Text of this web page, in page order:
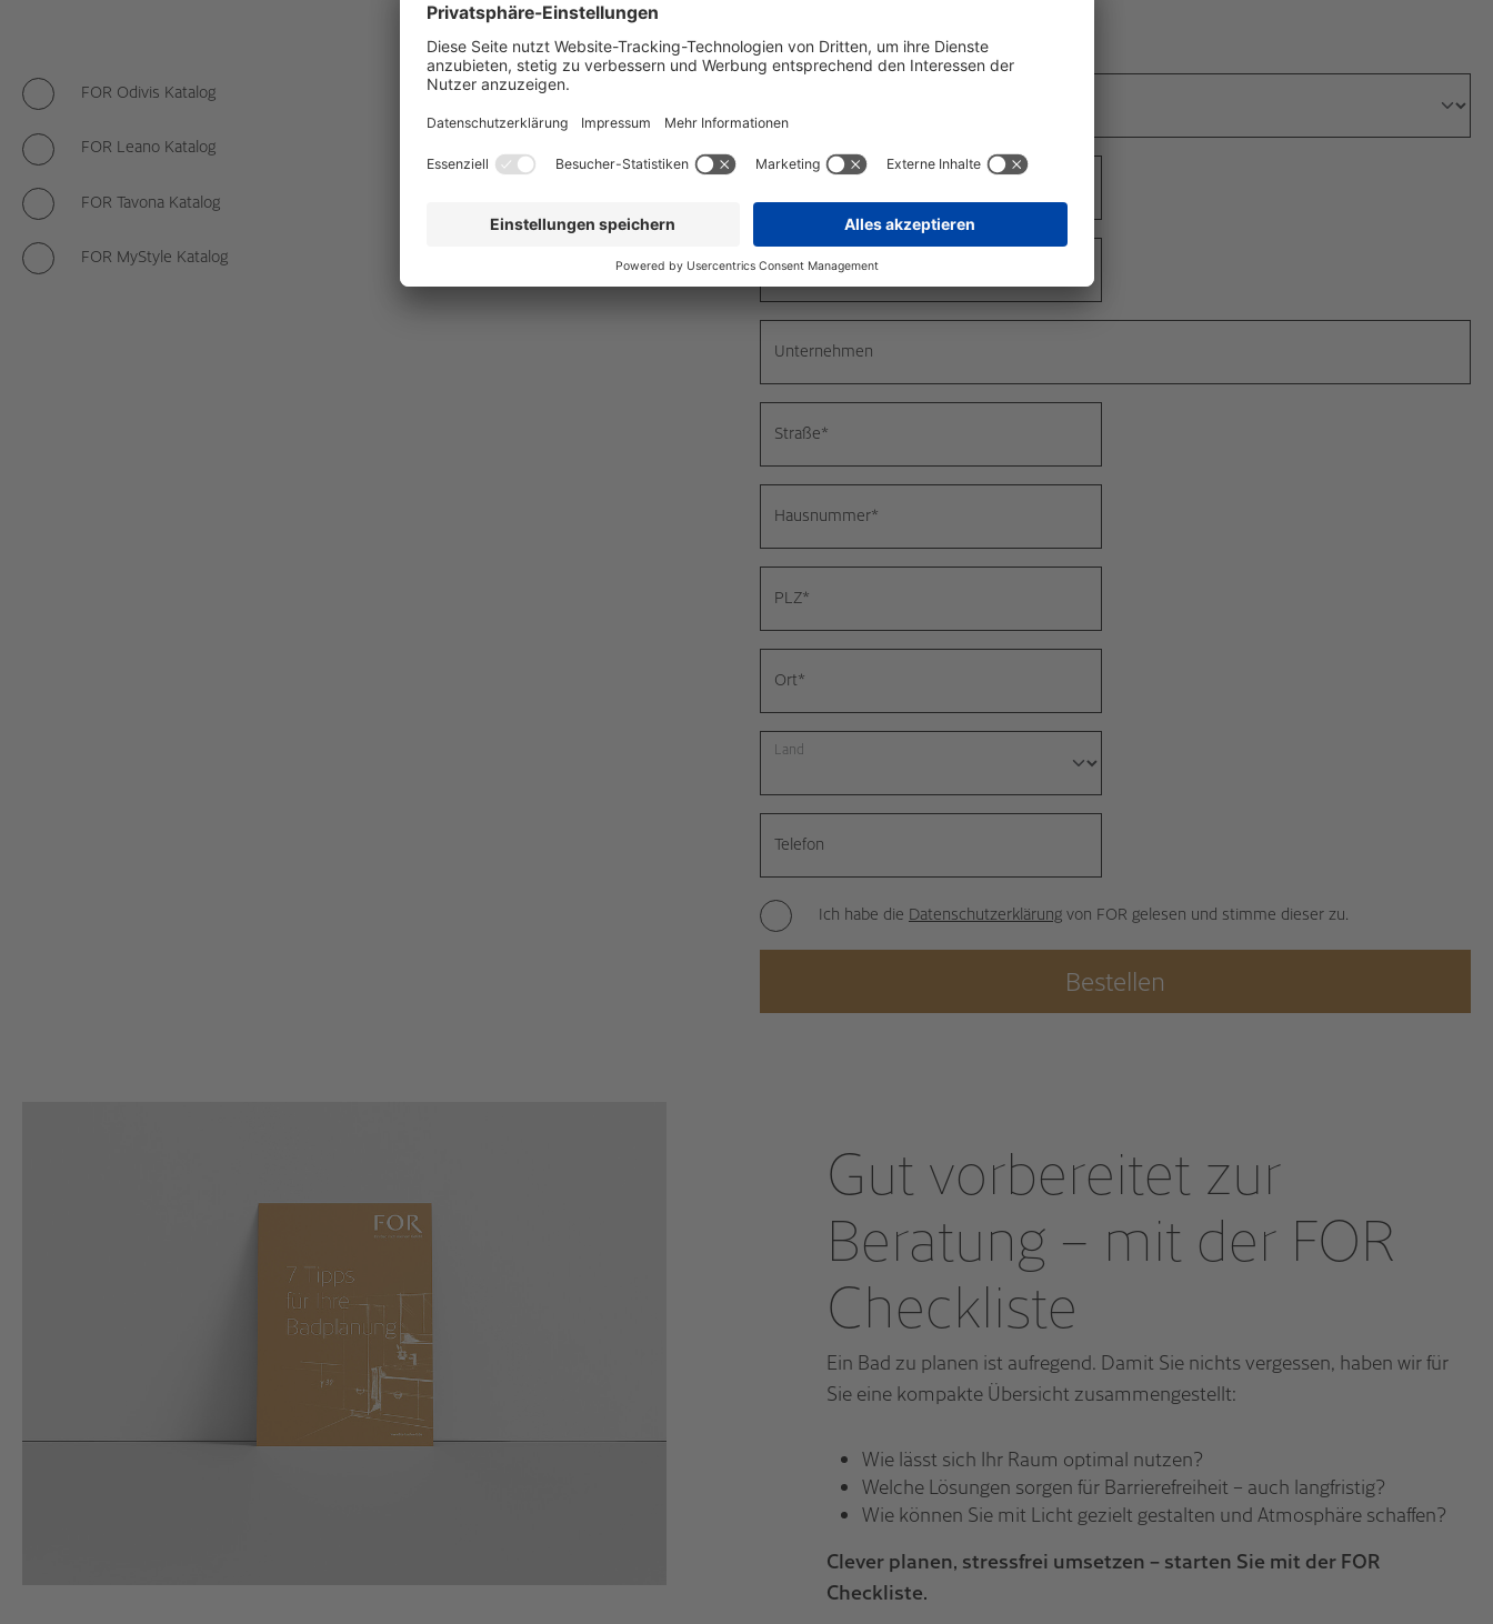
FOR Odivis Katalog
FOR Leano Katalog
FOR Tavona Katalog
FOR MyStyle Katalog
Nachname*
Unternehmen
Straße*
Hausnummer*
PLZ*
Ort*
Land
Telefon
Ich habe die Datenschutzerklärung von FOR gelesen und stimme dieser zu.
Gut vorbereitet zur
Beratung – mit der FOR
Checkliste
Ein Bad zu planen ist aufregend. Damit Sie nichts vergessen, haben wir für
Sie eine kompakte Übersicht zusammengestellt:
Wie lässt sich Ihr Raum optimal nutzen?
Welche Lösungen sorgen für Barrierefreiheit – auch langfristig?
Wie können Sie mit Licht gezielt gestalten und Atmosphäre schaffen?
Clever planen, stressfrei umsetzen – starten Sie mit der FOR
Checkliste.